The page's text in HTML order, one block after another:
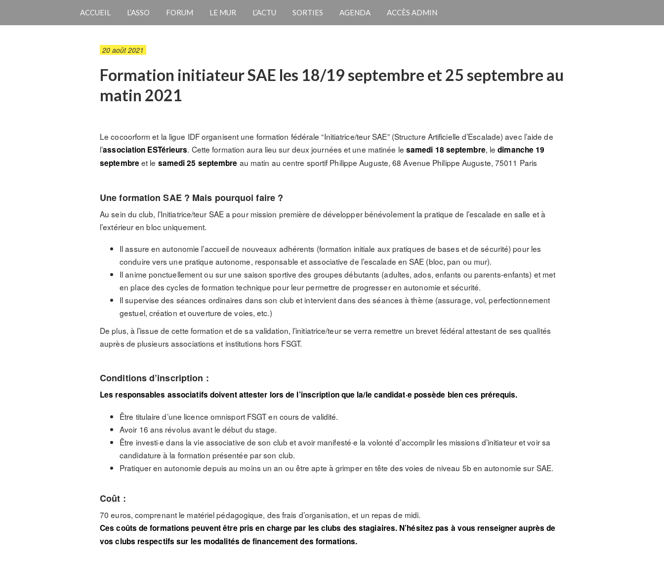
ACCUEIL L’ASSO FORUM LE MUR L’ACTU SORTIES AGENDA ACCÈS ADMIN
20 août 2021
Formation initiateur SAE les 18/19 septembre et 25 septembre au
matin 2021
Le cocoorform et la ligue IDF organisent une formation fédérale “Initiatrice/teur SAE” (Structure Artificielle d’Escalade) avec l’aide de
l’association ESTérieurs. Cette formation aura lieu sur deux journées et une matinée le samedi 18 septembre, ledimanche 19
septembre et le samedi 25 septembre au matin au centre sportif Philippe Auguste, 68 Avenue Philippe Auguste, 75011 Paris
Une formation SAE ? Mais pourquoi faire ?
Au sein du club, l’Initiatrice/teur SAE a pour mission première de développer bénévolement la pratique de l’escalade en salle et à
l’extérieur en bloc uniquement.
Il assure en autonomie l’accueil de nouveaux adhérents (formation initiale aux pratiques de bases et de sécurité) pour les
conduire vers une pratique autonome, responsable et associative de l’escalade en SAE (bloc, pan ou mur).
Il anime ponctuellement ou sur une saison sportive des groupes débutants (adultes, ados, enfants ou parents-enfants) et met
en place des cycles de formation technique pour leur permettre de progresser en autonomie et sécurité.
Il supervise des séances ordinaires dans son club et intervient dans des séances à thème (assurage, vol, perfectionnement
gestuel, création et ouverture de voies, etc.)
De plus, à l’issue de cette formation et de sa validation, l’initiatrice/teur se verra remettre un brevet fédéral attestant de ses qualités
auprès de plusieurs associations et institutions hors FSGT.
Conditions d’inscription :
Les responsables associatifs doivent attester lors de l’inscription que la/le candidat·e possède bien ces prérequis.
Être titulaire d’une licence omnisport FSGT en cours de validité.
Avoir 16 ans révolus avant le début du stage.
Être investi·e dans la vie associative de son club et avoir manifesté·e la volonté d’accomplir les missions d’initiateur et voir sa
candidature à la formation présentée par son club.
Pratiquer en autonomie depuis au moins un an ou être apte à grimper en tête des voies de niveau 5b en autonomie sur SAE.
Coût :
70 euros, comprenant le matériel pédagogique, des frais d’organisation, et un repas de midi.
Ces coûts de formations peuvent être pris en charge par les clubs des stagiaires. N’hésitez pas à vous renseigner auprès de
vos clubs respectifs sur les modalités de financement des formations.